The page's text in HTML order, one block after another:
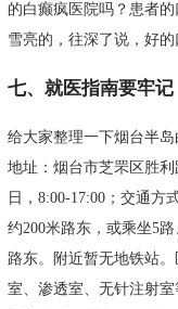
的白癫疯医院吗？患者
雪亮的，往深了说，好的
七、就医指南要牢记
给大家整理一下烟台半
地址：烟台市芝罘区胜
日，8:00-17:00；交通方
约200米路东，或乘坐5
路东。附近暂无地铁站
室、渗透室、无针注射室